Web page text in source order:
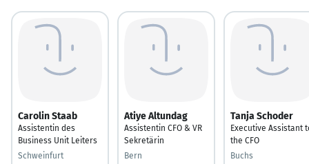
Carolin Staab
Assistentin des
Business Unit Leiters
Schweinfurt
Atiye Altundag
Assistentin CFO & VR
Sekretärin
Bern
Tanja Schoder
Executive Assistant
the CFO
Buchs